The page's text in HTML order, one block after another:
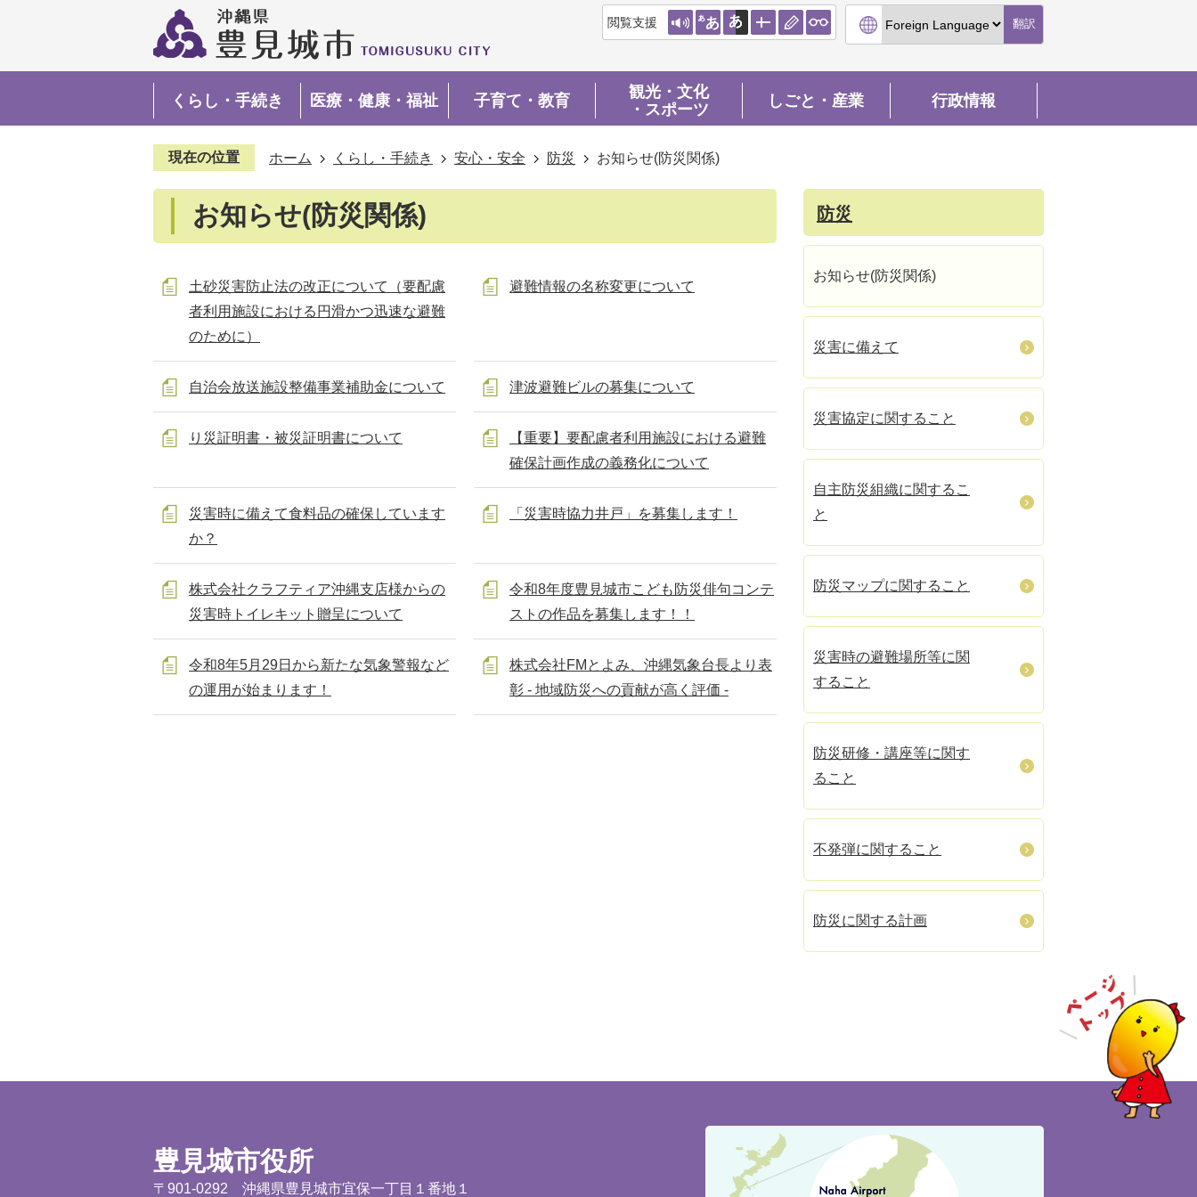
閲覧支援 翻訳
くらし・手続き 医療・健康・福祉 子育て・教育
観光・文化
・スポーツ
しごと・産業 行政情報
現在の位置 ホーム くらし・手続き 安心・安全 防災 お知らせ(防災関係)
お知らせ(防災関係)
土砂災害防止法の改正について（要配慮
者利用施設における円滑かつ迅速な避難
のために）
避難情報の名称変更について
自治会放送施設整備事業補助金について 津波避難ビルの募集について
り災証明書・被災証明書について
【重要】要配慮者利用施設における避難
確保計画作成の義務化について
災害時に備えて食料品の確保しています
か？
「災害時協力井戸」を募集します！
株式会社クラフティア沖縄支店様からの
災害時トイレキット贈呈について
令和8年度豊見城市こども防災俳句コンテ
ストの作品を募集します！！
令和8年5月29日から新たな気象警報など
の運用が始まります！
株式会社FMとよみ、沖縄気象台長より表
彰 - 地域防災への貢献が高く評価 -
防災
お知らせ(防災関係)
災害に備えて
災害協定に関すること
自主防災組織に関するこ
と
防災マップに関すること
災害時の避難場所等に関
すること
防災研修・講座等に関す
ること
不発弾に関すること
防災に関する計画
豊見城市役所
〒901-0292 沖縄県豊見城市宜保一丁目１番地１